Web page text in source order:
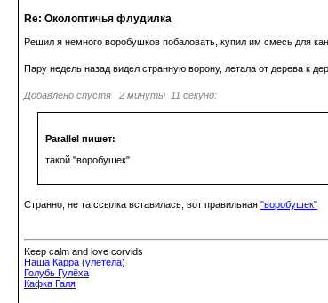
Re: Околоптичья флудилка
Решил я немного воробушков побаловать, купил им смесь для
Пару недель назад видел странную ворону, летала от дерева к
Добавлено спустя 2 минуты 11 секунд:
Parallel пишет:
такой "воробушек"
Странно, не та ссылка вставилась, вот правильная "воробушек"
Keep calm and love corvids
Наша Карра (улетела)
Голубь Гулёха
Кафка Галя